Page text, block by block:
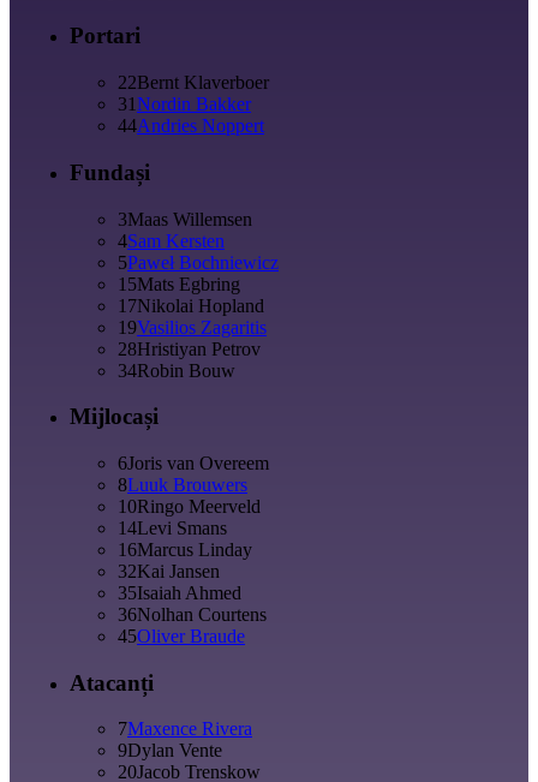
Portari
22Bernt Klaverboer
31Nordin Bakker
44Andries Noppert
Fundași
3Maas Willemsen
4Sam Kersten
5Paweł Bochniewicz
15Mats Egbring
17Nikolai Hopland
19Vasilios Zagaritis
28Hristiyan Petrov
34Robin Bouw
Mijlocași
6Joris van Overeem
8Luuk Brouwers
10Ringo Meerveld
14Levi Smans
16Marcus Linday
32Kai Jansen
35Isaiah Ahmed
36Nolhan Courtens
45Oliver Braude
Atacanți
7Maxence Rivera
9Dylan Vente
20Jacob Trenskow